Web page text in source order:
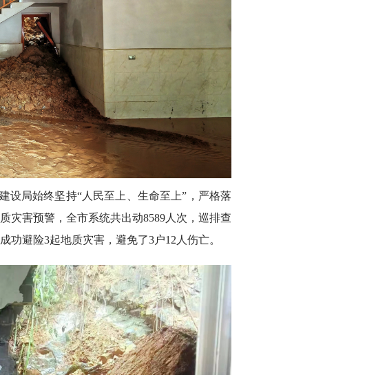
设局始终坚持“人民至上、生命至上”，严格落
灾害预警，全市系统共出动8589人次，巡排查
功避险3起地质灾害，避免了3户12人伤亡。